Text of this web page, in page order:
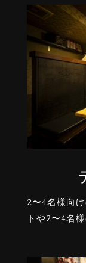
2〜4名様向
トや2〜4名